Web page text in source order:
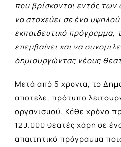
που βρίσκονται εντός των
να στοχεύει σε ένα
εκπαιδευτικό πρόγραμμα,
επεμβαίνει και να
δημιουργώντας νέους
Μετά από 5 χρόνια, το
αποτελεί πρότυπο
οργανισμού. Κάθε χρόνο
120.000 θεατές χάρη σε
απαιτητικό πρόγραμμα